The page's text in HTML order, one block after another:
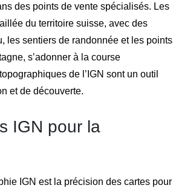
des points de vente spécialisés. Les
du territoire suisse, avec des
les sentiers de randonnée et les points
s’adonner à la course
de l’IGN sont un outil
et de découverte.
IGN pour la
IGN est la précision des cartes pour